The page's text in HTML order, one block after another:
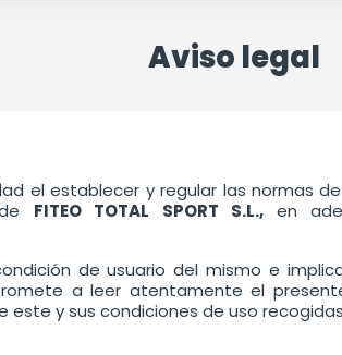
Aviso legal
el establecer y regular las normas
FITEO TOTAL SPORT S.L., en
de usuario del mismo e
a leer atentamente el
y sus condiciones de uso